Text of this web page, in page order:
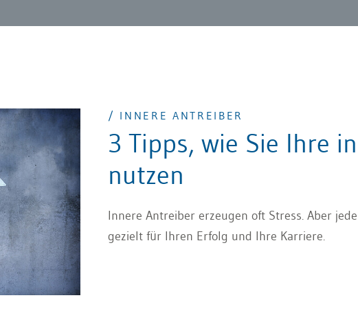
/ INNERE ANTREIBER
3 Tipps, wie Sie Ihre
nutzen
Innere Antreiber erzeugen oft Stress. Aber
gezielt für Ihren Erfolg und Ihre Karriere.